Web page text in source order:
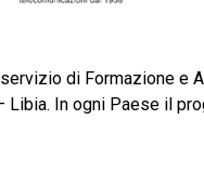
di Formazione e
In ogni Paese il